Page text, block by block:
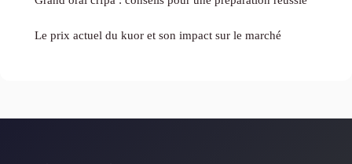
Le prix actuel du kuor et son impact sur le marché